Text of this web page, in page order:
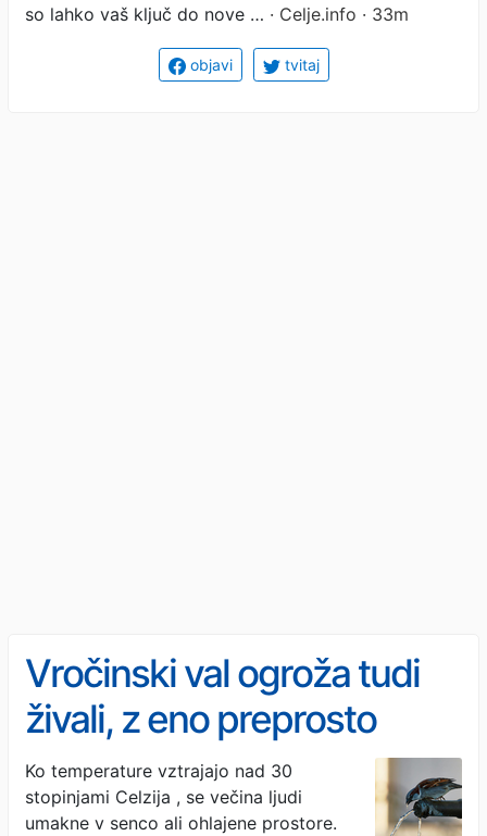
so lahko vaš ključ do nove … · Celje.info · 33m
objavi tvitaj
Vročinski val ogroža tudi
živali, z eno preprosto
potezo jim lahko rešite
življenje
Ko temperature vztrajajo nad 30
stopinjami Celzija , se večina ljudi
umakne v senco ali ohlajene prostore.